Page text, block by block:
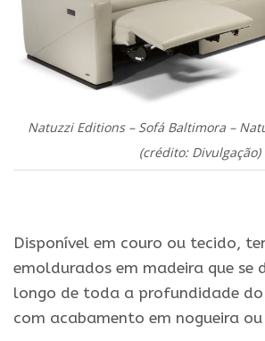
Natuzzi Editions – Sofá Baltimora –
(crédito: Divulgação)
Disponível em couro ou tecido,
emoldurados em madeira que se
longo de toda a profundidade
com acabamento em nogueira ou